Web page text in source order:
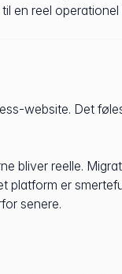
en reel operationel
website. Det
bliver reelle.
platform er
senere.